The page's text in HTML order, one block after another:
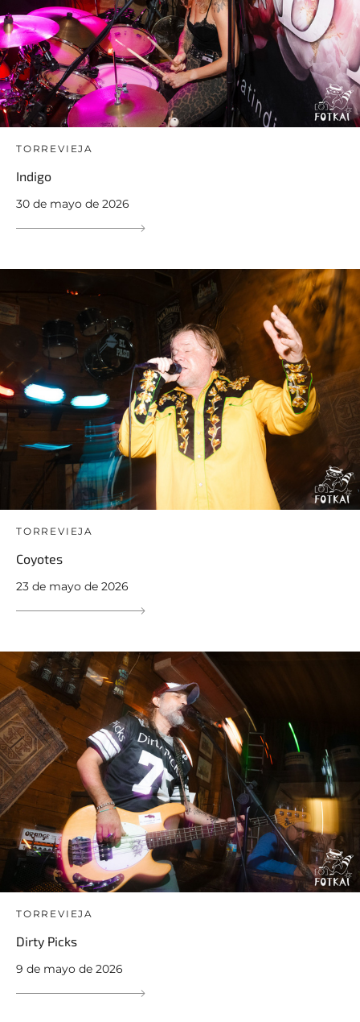
TORREVIEJA
Indigo
30 de mayo de 2026
TORREVIEJA
Coyotes
23 de mayo de 2026
TORREVIEJA
Dirty Picks
9 de mayo de 2026